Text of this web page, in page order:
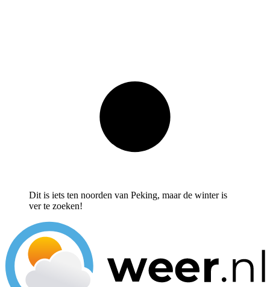
Dit is iets ten noorden van Peking, maar de winter is
ver te zoeken!